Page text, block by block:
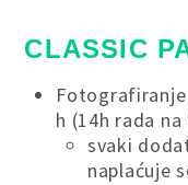
CLASSIC
Fotografiranje
h (14h rada
svaki
naplaćuje